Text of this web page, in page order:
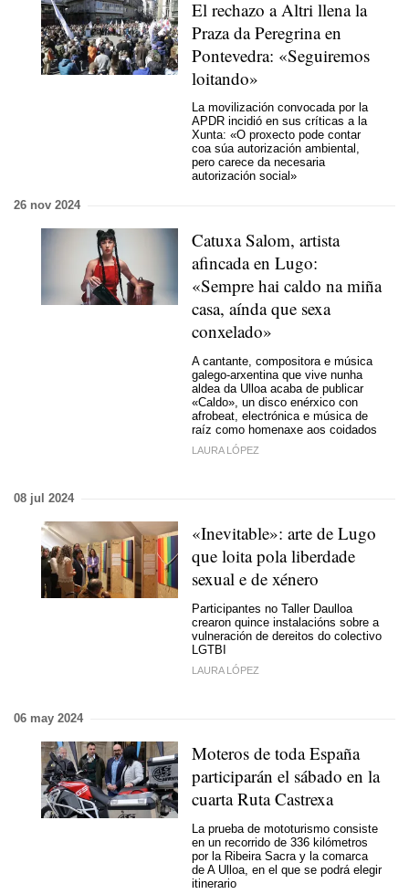
El rechazo a Altri llena la
Praza da Peregrina en
Pontevedra: «Seguiremos
loitando»
La movilización convocada por la
APDR incidió en sus críticas a la
Xunta: «O proxecto pode contar
coa súa autorización ambiental,
pero carece da necesaria
autorización social»
26 nov 2024
Catuxa Salom, artista
afincada en Lugo:
«Sempre hai caldo na miña
casa, aínda que sexa
conxelado»
A cantante, compositora e música
galego-arxentina que vive nunha
aldea da Ulloa acaba de publicar
«Caldo», un disco enérxico con
afrobeat, electrónica e música de
raíz como homenaxe aos coidados
LAURA LÓPEZ
08 jul 2024
«Inevitable»: arte de Lugo
que loita pola liberdade
sexual e de xénero
Participantes no Taller Daulloa
crearon quince instalacións sobre a
vulneración de dereitos do colectivo
LGTBI
LAURA LÓPEZ
06 may 2024
Moteros de toda España
participarán el sábado en la
cuartaRuta Castrexa
La prueba de mototurismo consiste
en un recorrido de 336 kilómetros
por la Ribeira Sacra y la comarca
de A Ulloa, en el que se podrá elegir
itinerario